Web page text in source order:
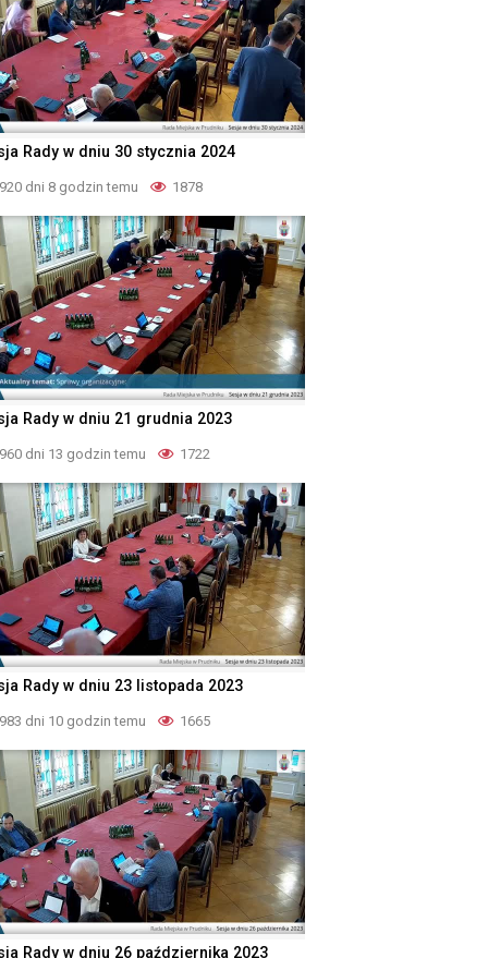
Rady w dniu 30 stycznia 2024
920 dni 8 godzin temu 1878
Rady w dniu 21 grudnia 2023
960 dni 13 godzin temu 1722
Rady w dniu 23 listopada 2023
983 dni 10 godzin temu 1665
Rady w dniu 26 października 2023